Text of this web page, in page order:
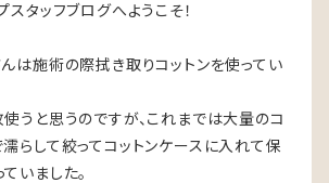
スタッフブログへようこそ！
は施術の際拭き取りコットンを使ってい
うと思うのですが、これまでは大量のコ
らして絞ってコットンケースに入れて保
いました。